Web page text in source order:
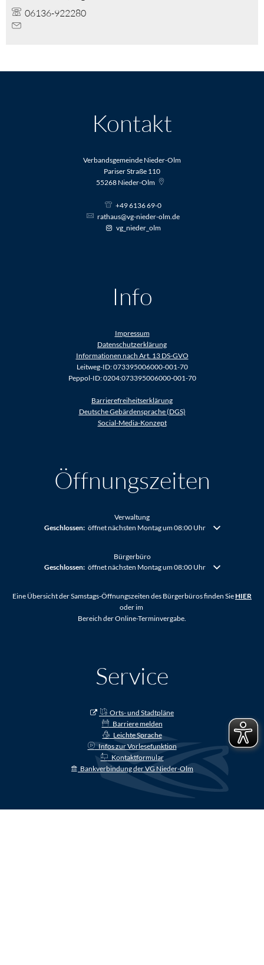
06136-922280
Kontakt
Verbandsgemeinde Nieder-Olm
Pariser Straße 110
55268 Nieder-Olm
+49 6136 69-0
rathaus@vg-nieder-olm.de
vg_nieder_olm
Info
Impressum
Datenschutzerklärung
Informationen nach Art. 13 DS-GVO
Leitweg-ID: 073395006000-001-70
Peppol-ID: 0204:073395006000-001-70
Barrierefreiheitserklärung
Deutsche Gebärdensprache (DGS)
Social-Media-Konzept
Öffnungszeiten
Verwaltung
Klicken, um weitere Öffnungs- oder Schließzeiten auszublenden
Geschlossen: öffnet nächsten Montag um 08:00 Uhr
Bürgerbüro
Klicken, um weitere Öffnungs- oder Schließzeiten auszublenden
Geschlossen: öffnet nächsten Montag um 08:00 Uhr
Eine Übersicht der Samstags-Öffnungszeiten des Bürgerbüros finden SieHIER
oder im
Bereich der Online-Terminvergabe.
Service
Orts- und Stadtpläne
Barriere melden
Leichte Sprache
Infos zur Vorlesefunktion
Kontaktformular
Bankverbindung der VG Nieder-Olm